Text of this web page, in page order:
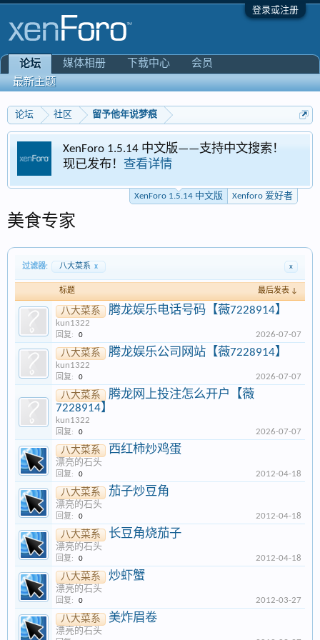
登录或注册
论坛 社区 留予他年说梦痕
XenForo 1.5.14 中文版——支持中文搜索！
现已发布！ 查看详情
XenForo 1.5.14 中文版 Xenforo 爱好者
美食专家
过滤器: 八大菜系 x x
标题 最后发表 ↓
八大菜系 腾龙娱乐电话号码【薇7228914】
kun1322
回复: 0
2026-07-07
八大菜系
腾龙娱乐公司网站【薇7228914】
kun1322
回复: 0
2026-07-07
八大菜系
腾龙网上投注怎么开户【薇
7228914】
kun1322
回复: 0
2026-07-07
八大菜系
西红柿炒鸡蛋
漂亮的石头
回复: 0
2012-04-18
八大菜系
茄子炒豆角
漂亮的石头
回复: 0
2012-04-18
八大菜系
长豆角烧茄子
漂亮的石头
回复: 0
2012-04-18
八大菜系
炒虾蟹
漂亮的石头
回复: 0
2012-03-27
八大菜系
美炸眉卷
漂亮的石头
论坛
最新主题
媒体相册 下载中心 会员